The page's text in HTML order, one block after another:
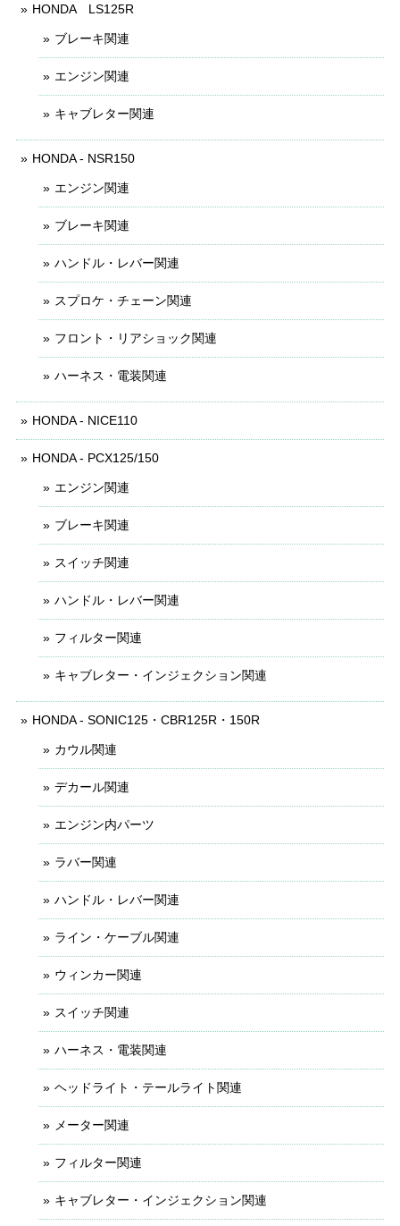
HONDA LS125R
ブレーキ関連
エンジン関連
キャブレター関連
HONDA - NSR150
エンジン関連
ブレーキ関連
ハンドル・レバー関連
スプロケ・チェーン関連
フロント・リアショック関連
ハーネス・電装関連
HONDA - NICE110
HONDA - PCX125/150
エンジン関連
ブレーキ関連
スイッチ関連
ハンドル・レバー関連
フィルター関連
キャブレター・インジェクション関連
HONDA - SONIC125・CBR125R・150R
カウル関連
デカール関連
エンジン内パーツ
ラバー関連
ハンドル・レバー関連
ライン・ケーブル関連
ウィンカー関連
スイッチ関連
ハーネス・電装関連
ヘッドライト・テールライト関連
メーター関連
フィルター関連
キャブレター・インジェクション関連